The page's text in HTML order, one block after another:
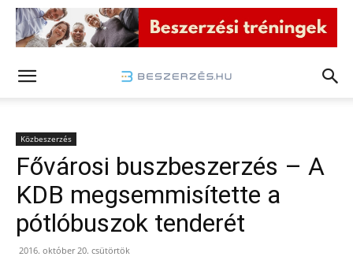
Közbeszerzés
Fővárosi buszbeszerzés – A
KDB megsemmisítette a
pótlóbuszok tenderét
2016. október 20. csütörtök